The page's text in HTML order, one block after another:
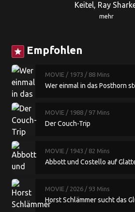
Keitel, Ray
mehr
star Empfohlen
MOVIE / 1973 / 88 Mins
Wer einmal in das Posthorn
MOVIE / 1988 / 97 Mins
Der Couch-Trip
MOVIE / 1943 / 82 Mins
Abbott und Costello auf
MOVIE / 2026 / 93 Mins
Horst Schlämmer sucht das